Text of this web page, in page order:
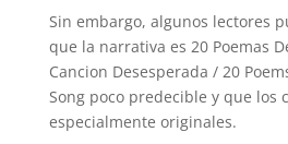
Sin embargo, algunos lectores
que la narrativa es 20 Poemas
Cancion Desesperada / 20
Song poco predecible y que los
especialmente originales.